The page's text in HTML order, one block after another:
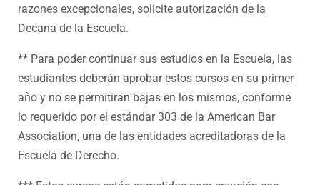
razones excepcionales, solicite autorización de la
Decana de la Escuela.
** Para poder continuar sus estudios en la Escuela, las
estudiantes deberán aprobar estos cursos en su primer
año y no se permitirán bajas en los mismos, conforme
lo requerido por el estándar 303 de la American Bar
Association, una de las entidades acreditadoras de la
Escuela de Derecho.